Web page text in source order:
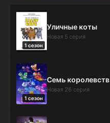
1 сезон
Уличные коты
Новая 5 серия
1 сезон
Семь королевств
Новая 26 серия